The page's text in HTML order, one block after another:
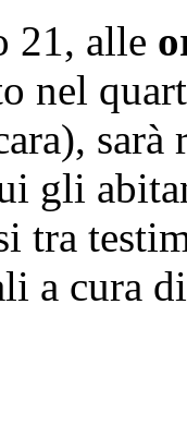
21, alle
nel
gli
tra
a cura